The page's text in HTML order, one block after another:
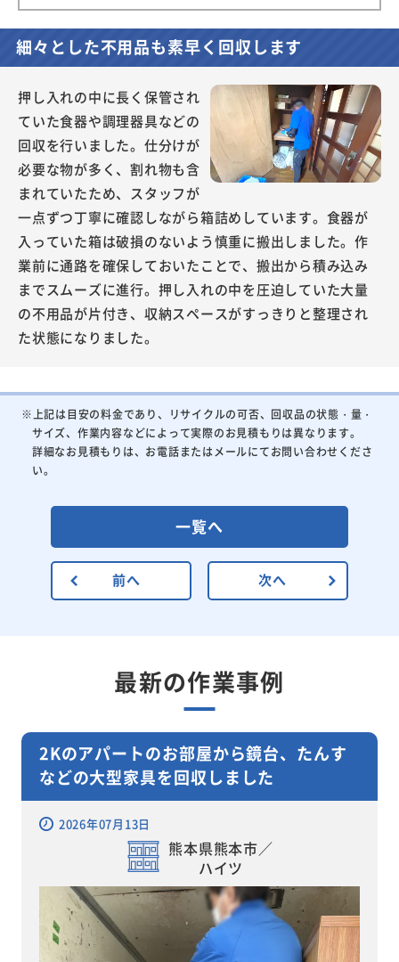
細々とした不用品も素早く回収します
押し入れの中に長く保管され
ていた食器や調理器具などの
回収を行いました。仕分けが
必要な物が多く、割れ物も含
まれていたため、スタッフが
一点ずつ丁寧に確認しながら箱詰めしています。食器が
入っていた箱は破損のないよう慎重に搬出しました。作
業前に通路を確保しておいたことで、搬出から積み込み
までスムーズに進行。押し入れの中を圧迫していた大量
の不用品が片付き、収納スペースがすっきりと整理され
た状態になりました。
※上記は目安の料金であり、リサイクルの可否、回収品の状態・量・
サイズ、作業内容などによって実際のお見積もりは異なります。
詳細なお見積もりは、お電話またはメールにてお問い合わせくださ
い。
前へ
一覧へ
次へ
最新の作業事例
2Kのアパートのお部屋から鏡台、たんす
などの大型家具を回収しました
2026年07月13日
熊本県熊本市／
ハイツ